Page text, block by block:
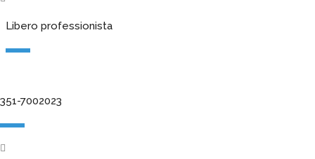
Libero professionista
351-7002023